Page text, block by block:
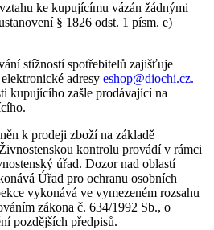
ke kupujícímu vázán žádnými
§ 1826 odst. 1 písm. e)
stížností spotřebitelů zajišťuje
adresy eshop@diochi.cz.
kupujícího zašle prodávající na
k prodeji zboží na základě
kontrolu provádí v rámci
úřad. Dozor nad oblastí
Úřad pro ochranu osobních
vykonává ve vymezeném rozsahu
zákona č. 634/1992 Sb., o
pozdějších předpisů.